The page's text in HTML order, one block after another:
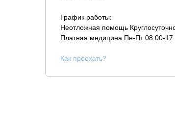
График работы:
Неотложная помощь
Платная медицина Пн-Пт 08:00-
Как проехать?